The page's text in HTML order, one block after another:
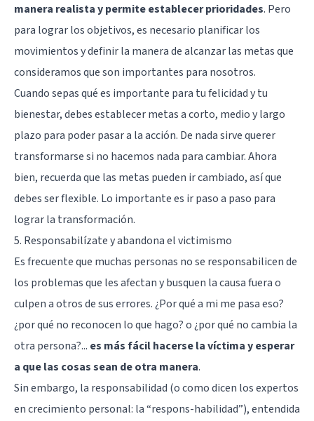
manera realista y permite establecer prioridades. Pero
para lograr los objetivos, es necesario planificar los
movimientos y definir la manera de alcanzar las metas que
consideramos que son importantes para nosotros.
Cuando sepas qué es importante para tu felicidad y tu
bienestar, debes establecer metas a corto, medio y largo
plazo para poder pasar a la acción. De nada sirve querer
transformarse si no hacemos nada para cambiar. Ahora
bien, recuerda que las metas pueden ir cambiado, así que
debes ser flexible. Lo importante es ir paso a paso para
lograr la transformación.
5. Responsabilízate y abandona el victimismo
Es frecuente que muchas personas no se responsabilicen de
los problemas que les afectan y busquen la causa fuera o
culpen a otros de sus errores. ¿Por qué a mi me pasa eso?
¿por qué no reconocen lo que hago? o ¿por qué no cambia la
otra persona?... es más fácil hacerse la víctima y esperar
a que las cosas sean de otra manera.
Sin embargo, la responsabilidad (o como dicen los expertos
en crecimiento personal: la “respons-habilidad”), entendida